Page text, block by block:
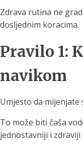
Zdrava rutina ne
dosljednim koracima.
Pravilo 1:
navikom
Umjesto da mijenjate
To može biti čaša
jednostavniji i zdraviji